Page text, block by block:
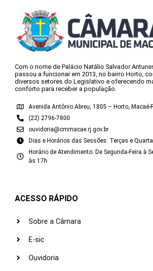
Com o nome de Palácio Natálio Salvador
passou a funcionar em 2013, no bairro Horto,
diversos setores do Legislativo e oferecendo
conforto para receber a população.
Avenida Antônio Abreu, 1805 – Horto, Macaé-
(22) 2796-7800
ouvidoria@cmmacae.rj.gov.br
Dias e Horários das Sessões: Terças e
Horário de Atendimento: De Segunda-Feira à
às 17h
ACESSO RÁPIDO
Sobre a Câmara
E-sic
Ouvidoria